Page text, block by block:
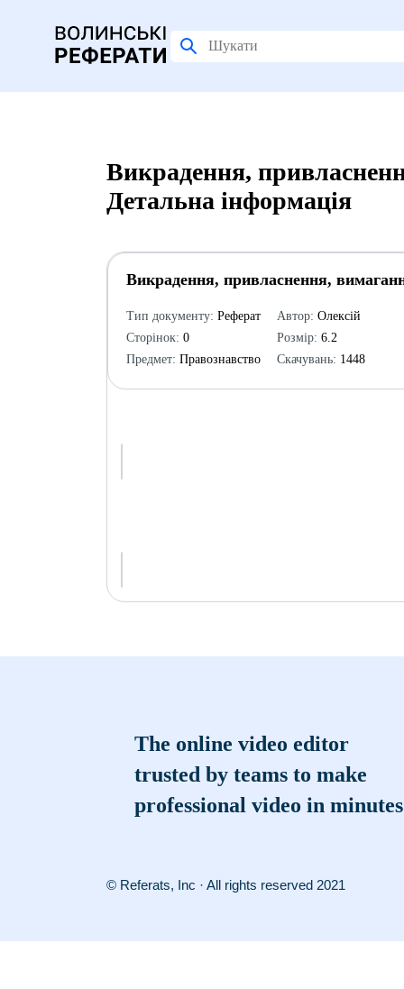
Викрадення,
Детальна інформація
Викрадення, привласнення,
Тип документу: Реферат
Сторінок: 0
Предмет: Правознавство
Автор: Олексій
Розмір: 6.2
Скачувань: 1448
The online video editor
trusted by teams to make
professional video in minutes
© Referats, Inc · All rights reserved 2021